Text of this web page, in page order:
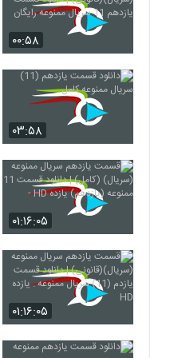
۰۰:۵۸
۰۳:۵۸
۰۱:۱۶:۰۵
۰۱:۱۶:۰۵